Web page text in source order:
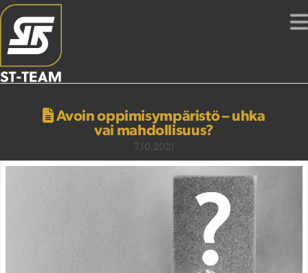
Avoin oppimisympäristö – uhka
vai mahdollisuus?